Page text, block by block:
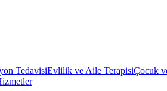
TedavisiEvlilik ve Aile TerapisiÇocuk